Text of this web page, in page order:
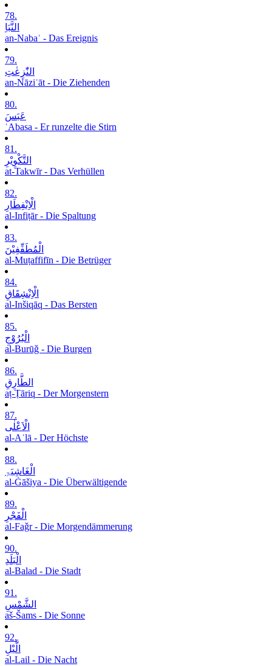
78.
النَّبَاِ
an-Nabaʾ - Das Ereignis
79.
النّٰزِعٰتِ
an-Nāziʿāt - Die Ziehenden
80.
عَبَسَ
ʿAbasa - Er runzelte die Stirn
81.
التَّکْوِیْرِ
at-Takwīr - Das Verhüllen
82.
الْاِنْفِطَارِ
al-Infiṭār - Die Spaltung
83.
الْمُطَفِّفِیْنَ
al-Muṭaffifīn - Die Betrüger
84.
الْاِنْشِقَاقِ
al-Inšiqāq - Das Bersten
85.
الْبُرُوْجِ
al-Burūǧ - Die Burgen
86.
الطَّارِقِ
aṭ-Ṭāriq - Der Morgenstern
87.
الْاَعْلٰی
al-Aʿlā - Der Höchste
88.
الْغَاشِیَۃِ
al-Ġāšiya - Die Überwältigende
89.
الْفَجْرِ
al-Faǧr - Die Morgendämmerung
90.
الْبَلَدِ
al-Balad - Die Stadt
91.
الشَّمْسِ
aš-Šams - Die Sonne
92.
الَّیْلِ
al-Lail - Die Nacht